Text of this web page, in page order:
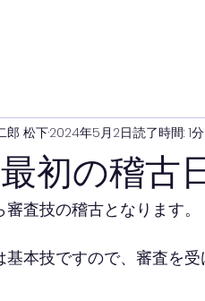
初の稽古
郎 松下2024年5月2日読了時間: 1分
査技の稽古となります。
基本技ですので、審査を